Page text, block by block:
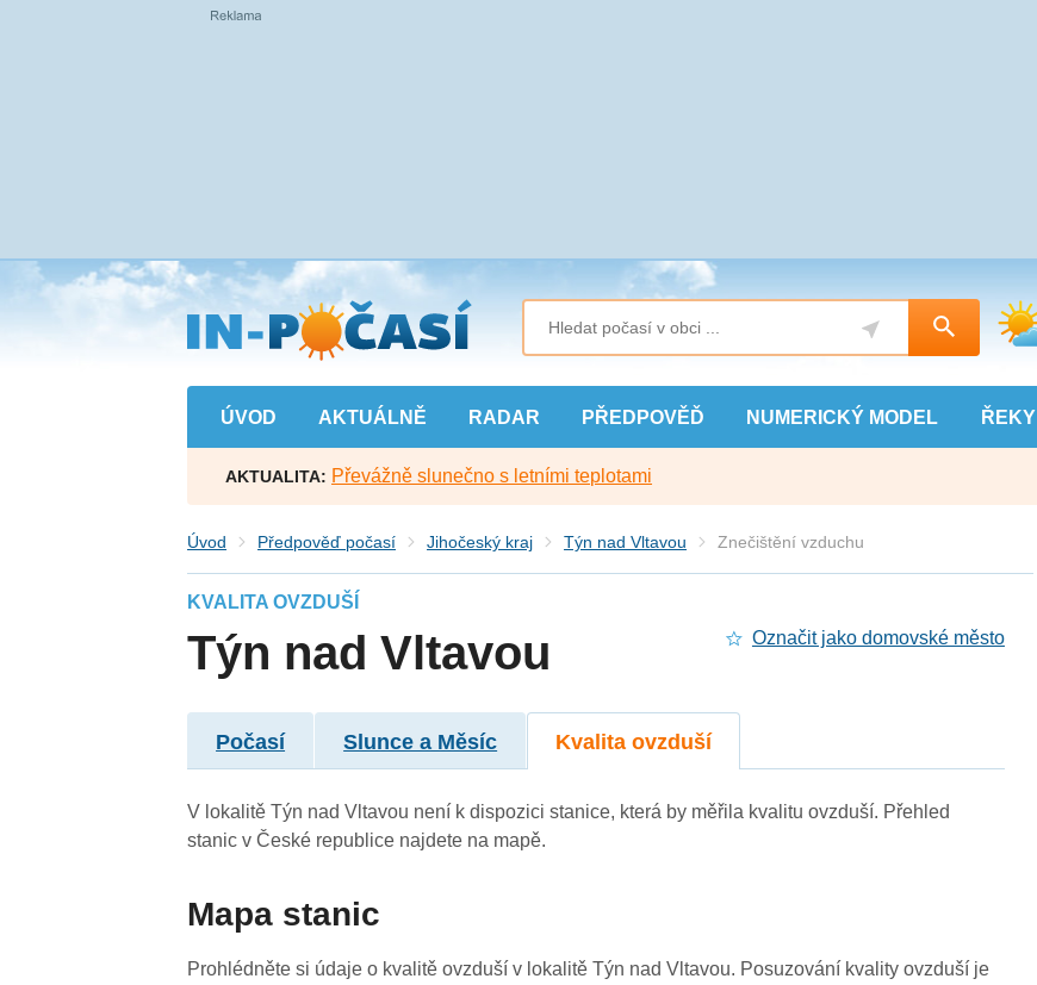
Přejít
na
hlavní
obsah
ÚVOD AKTUÁLNĚ RADAR PŘEDPOVĚĎ NUMERICKÝ MODEL ŘEKY
AKTUALITA: Převážně slunečno s letními teplotami
Úvod Předpověď počasí Jihočeský kraj Týn nad Vltavou Znečištění vzduchu
KVALITA OVZDUŠÍ
Týn nad Vltavou Označit jako domovské město
Počasí Slunce a Měsíc Kvalita ovzduší
V lokalitě Týn nad Vltavou není k dispozici stanice, která by měřila kvalitu ovzduší. Přehled
stanic v České republice najdete na mapě.
Mapa stanic
Prohlédněte si údaje o kvalitě ovzduší v lokalitě Týn nad Vltavou. Posuzování kvality ovzduší je
4
4
-
4
4 4
4
4
4